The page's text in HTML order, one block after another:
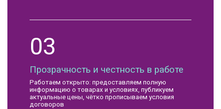
03
Прозрачность и честность в работе
Работаем открыто: предоставляем полную
информацию о товарах и условиях, публикуем
актуальные цены, чётко прописываем условия
договоров